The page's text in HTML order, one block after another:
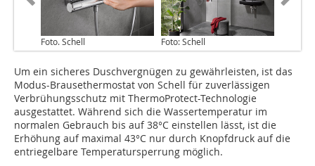
Foto. Schell Foto: Schell
Um ein sicheres Duschvergnügen zu gewährleisten, ist das
Modus-Brausethermostat von Schell für zuverlässigen
Verbrühungsschutz mit ThermoProtect-Technologie
ausgestattet. Während sich die Wassertemperatur im
normalen Gebrauch bis auf 38°C einstellen lässt, ist die
Erhöhung auf maximal 43°C nur durch Knopfdruck auf die
entriegelbare Temperatursperrung möglich.